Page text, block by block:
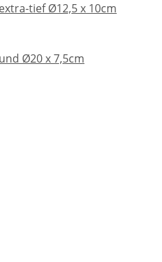
tief Ø12,5 x 10cm